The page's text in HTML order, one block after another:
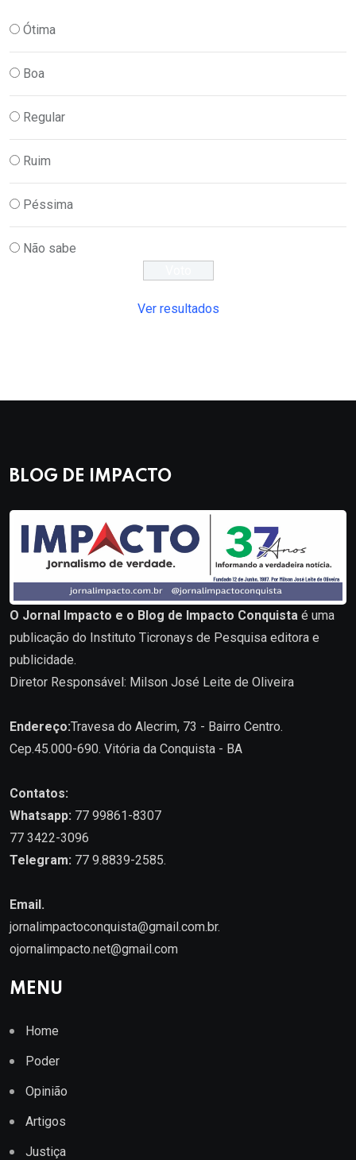
Ótima
Boa
Regular
Ruim
Péssima
Não sabe
Ver resultados
BLOG DE IMPACTO
O Jornal Impacto e o Blog de Impacto Conquista é uma
publicação do Instituto Ticronays de Pesquisa editora e
publicidade.
Diretor Responsável: Milson José Leite de Oliveira
Endereço:Travesa do Alecrim, 73 - Bairro Centro.
Cep.45.000-690. Vitória da Conquista - BA
Contatos:
Whatsapp: 77 99861-8307
77 3422-3096
Telegram: 77 9.8839-2585.
Email.
jornalimpactoconquista@gmail.com.br.
ojornalimpacto.net@gmail.com
MENU
Home
Poder
Opinião
Artigos
Justiça